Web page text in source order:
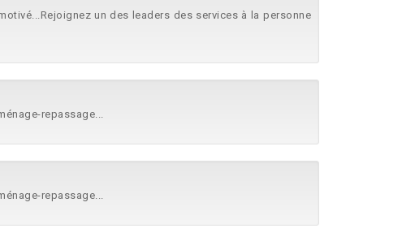
un des leaders des services à la personne
repassage...
repassage...